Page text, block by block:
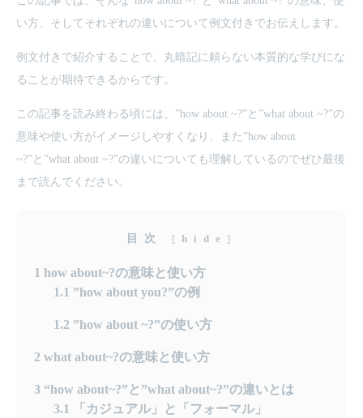
い方、そしてそれぞれの違いについて例文付きでお伝えします。
例文付きで紹介することで、丸暗記に頼らない本質的な学びにな
ることが期待できるからです。
この記事を読み終わる頃には、”how about ~?”と”what about ~?”の
意味や使い方がイメージしやすくなり、また”how about
~?”と”what about ~?”の違いについても理解しているのでぜひ最後
まで読んでください。
目次 [ hide ]
1 how about~?の意味と使い方
1.1 ”how about you?”の例
1.2 ”how about ~?”の使い方
2 what about~?の意味と使い方
3 “how about~?”と”what about~?”の違いとは
3.1 「カジュアル」と「フォーマル」